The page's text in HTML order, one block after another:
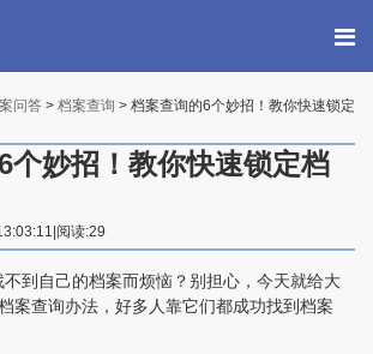
问答 > 档案查询 > 档案查询的6个妙招！教你快速锁定
个妙招！教你快速锁定档
阅读:29
自己的档案而烦恼？别担心，今天就给大
案查询办法，好多人靠它们都成功找到档案